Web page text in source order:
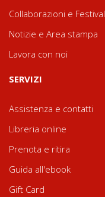
Collaborazioni e Festival
Notizie e Area stampa
Lavora con noi
SERVIZI
Assistenza e contatti
Libreria online
Prenota e ritira
Guida all'ebook
Gift Card